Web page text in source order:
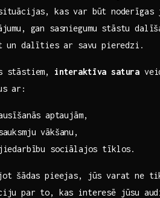
kas​ var būt⁣
gan sasniegumu stāstu
⁤un dalīties ar ⁢savu pieredzi.
stāstiem, interaktīva satura
ar:
⁣aptaujām,
vākšanu,
sociālajos tīklos.
⁢šādas ​pieejas, jūs varat
par​ to, kas‌ interesē jūsu⁤